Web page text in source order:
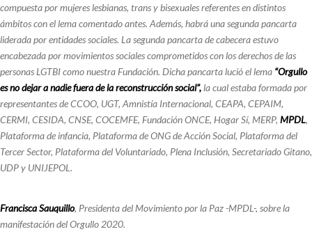
compuesta por mujeres lesbianas, trans y bisexuales referentes en distintos
ámbitos con el lema comentado antes. Además, habrá una segunda pancarta
liderada por entidades sociales. La segunda pancarta de cabecera estuvo
encabezada por movimientos sociales comprometidos con los derechos de las
personas LGTBI como nuestra Fundación. Dicha pancarta lució el lema “Orgullo
es no dejar a nadie fuera de la reconstrucción social”,la cual estaba formada por
representantes de CCOO, UGT, Amnistía Internacional, CEAPA, CEPAIM,
CERMI, CESIDA, CNSE, COCEMFE, Fundación ONCE, Hogar Sí, MERP, MPDL,
Plataforma de infancia, Plataforma de ONG de Acción Social, Plataforma del
Tercer Sector, Plataforma del Voluntariado, Plena Inclusión, Secretariado Gitano,
UDP y UNIJEPOL.
Francisca Sauquillo, Presidenta del Movimiento por la Paz -MPDL-, sobre la
manifestación del Orgullo 2020.